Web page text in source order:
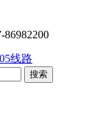
86982200
线路